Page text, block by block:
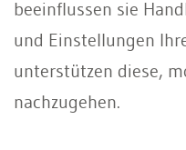
beeinflussen sie
und Einstellungen
unterstützen diese,
nachzugehen.